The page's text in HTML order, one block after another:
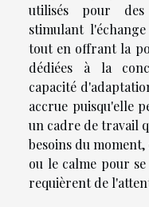
utilisés pour des
stimulant
tout en offrant la
dédiées à la
capacité
accrue puisqu'elle
un cadre de travail
besoins du
ou le calme pour
requièrent de